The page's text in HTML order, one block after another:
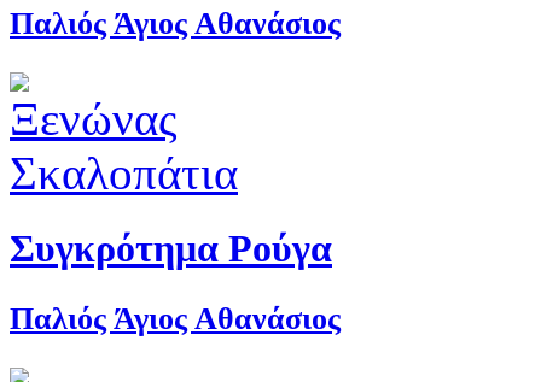
Παλιός Άγιος Αθανάσιος
Συγκρότημα Ρούγα
Παλιός Άγιος Αθανάσιος